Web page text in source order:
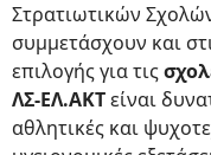
Στρατιωτικών
συμμετάσχουν και
επιλογής για τις
ΛΣ-ΕΛ.ΑΚΤείναι
αθλητικές και